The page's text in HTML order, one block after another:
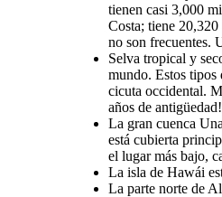
tienen casi 3,000
Costa; tiene 20,320
no son frecuentes.
Selva tropical y
mundo. Estos tipos
cicuta occidental.
años de antigüedad!
La gran cuenca
está cubierta
el lugar más bajo,
La isla de Hawái
La parte norte de